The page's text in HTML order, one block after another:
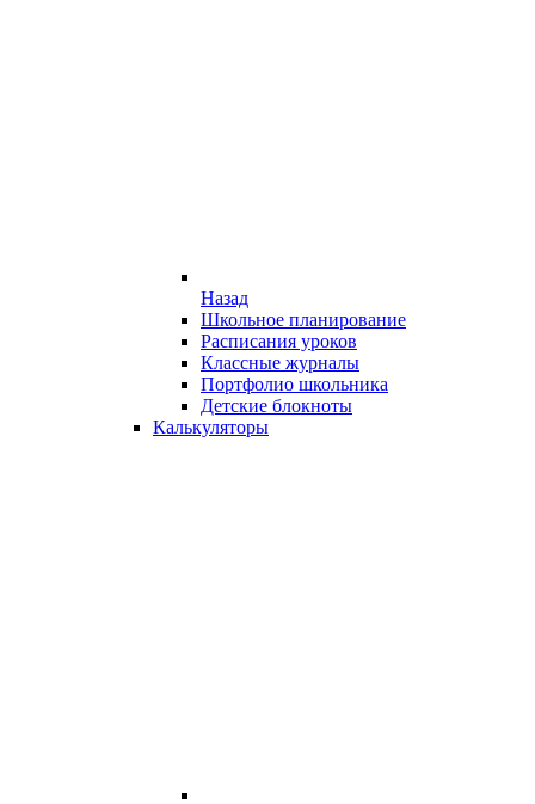
Назад
Школьное планирование
Расписания уроков
Классные журналы
Портфолио школьника
Детские блокноты
Калькуляторы